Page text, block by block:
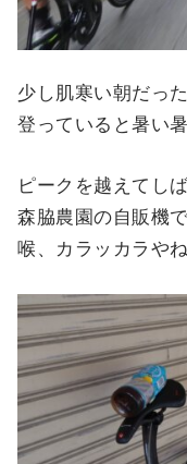
少し肌寒い朝だっ
登っていると暑い暑
ピークを越えてし
森脇農園の自販機
喉、カラッカラやね